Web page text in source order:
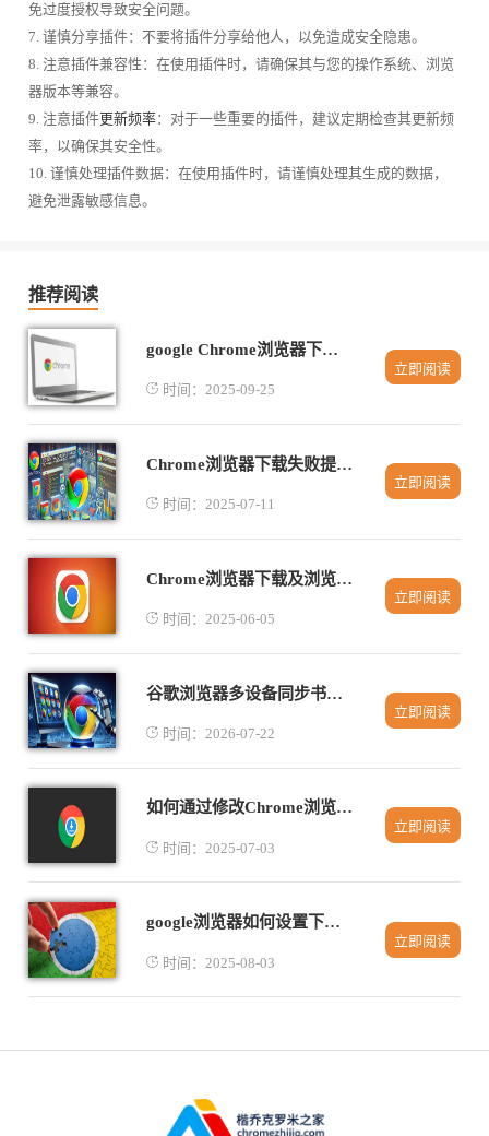
免过度授权导致安全问题。
7. 谨慎分享插件：不要将插件分享给他人，以免造成安全隐患。
8. 注意插件兼容性：在使用插件时，请确保其与您的操作系统、浏览
器版本等兼容。
9. 注意插件更新频率：对于一些重要的插件，建议定期检查其更新频
率，以确保其安全性。
10. 谨慎处理插件数据：在使用插件时，请谨慎处理其生成的数据，
避免泄露敏感信息。
推荐阅读
google Chrome浏览器下载安装及浏览器数据备份快速操作
时间：2025-09-25
立即阅读
Chrome浏览器下载失败提示404错误的处理
时间：2025-07-11
立即阅读
Chrome浏览器下载及浏览器自动填充功能使用
时间：2025-06-05
立即阅读
谷歌浏览器多设备同步书签操作教程分享
时间：2026-07-22
立即阅读
如何通过修改Chrome浏览器的下载设置来优化下载速度
时间：2025-07-03
立即阅读
google浏览器如何设置下载时自动检查文件完整性
时间：2025-08-03
立即阅读